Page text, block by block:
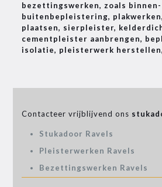
bezettingswerken, zoals binnen-
buitenbepleistering,
plaatsen, sierpleister,
cementpleister aanbrengen,
isolatie, pleisterwerk
Contacteer vrijblijvend ons
Stukadoor Ravels
Pleisterwerken Ravels
Bezettingswerken Ravels